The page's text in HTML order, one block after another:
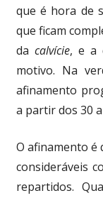
que é hora de
que ficam
da calvície, e a
motivo. Na
afinamento
a partir dos 30
O afinamento é
consideráveis
repartidos.